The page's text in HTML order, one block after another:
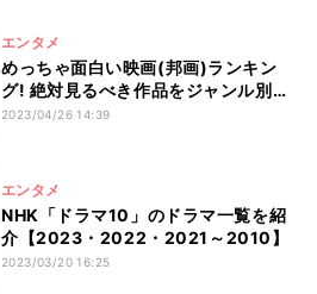
エンタメ
めっちゃ面白い映画(邦画)ランキン
グ! 絶対見るべき作品をジャンル別に
厳選
2023/04/26 14:39
エンタメ
NHK「ドラマ10」のドラマ一覧を紹
介【2023・2022・2021～2010】
2023/03/20 16:25